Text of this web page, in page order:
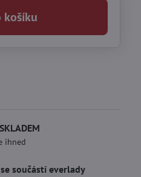
košíku
ihned
součástí everlady